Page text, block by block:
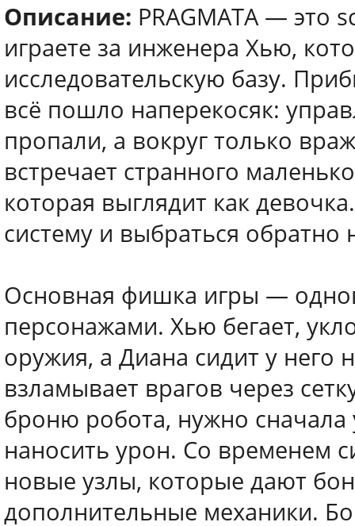
Описание: PRAGMATA — это
играете за инженера Хью,
исследовательскую базу.
всё пошло наперекосяк:
пропали, а вокруг только
встречает странного
которая выглядит как
систему и выбраться
Основная фишка игры —
персонажами. Хью бегает,
оружия, а Диана сидит у него
взламывает врагов через
броню робота, нужно
наносить урон. Со временем
новые узлы, которые дают
дополнительные механики.